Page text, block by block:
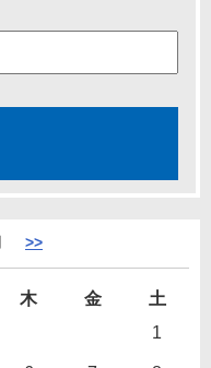
>>
木 金
土
1